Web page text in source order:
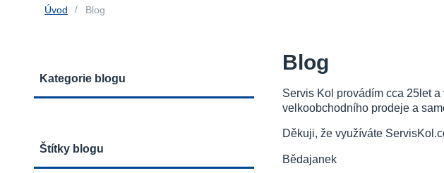
Úvod Blog
Kategorie blogu
Štítky blogu
Blog
Servis Kol provádím cca 25let
velkoobchodního prodeje a
Děkuji, že využíváte
Bědajanek